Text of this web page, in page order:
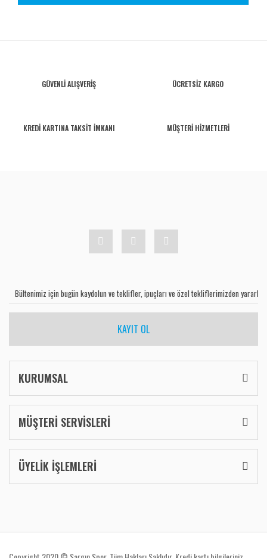
GÜVENLİ ALIŞVERİŞ ÜCRETSİZ KARGO
KREDİ KARTINA TAKSİT İMKANI MÜŞTERİ HİZMETLERİ
KAYIT OL
KURUMSAL
MÜŞTERİ SERVİSLERİ
ÜYELİK İŞLEMLERİ